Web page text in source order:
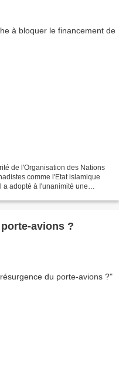
de l'Organisation des Nations
comme l'Etat islamique
a adopté à l'unanimité une
avions ?